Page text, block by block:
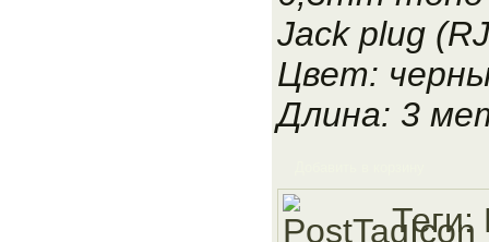
Jack plug
Цвет:
Длина: 3
Теги: